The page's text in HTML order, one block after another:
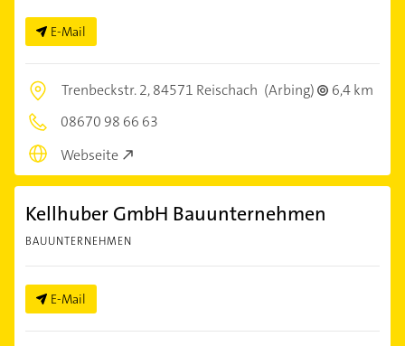
E-Mail
Trenbeckstr. 2,84571 Reischach (Arbing)
6,4 km
08670 98 66 63
Webseite
Kellhuber GmbH Bauunternehmen
BAUUNTERNEHMEN
E-Mail